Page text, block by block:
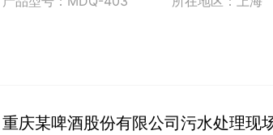
重庆某啤酒股份有限公司污水处理现